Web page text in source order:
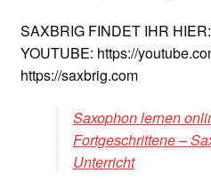
SAXBRIG FINDET IHR HIER:
YOUTUBE: https://
https://saxbrig.com
Saxophon lernen
Fortgeschrittene –
Unterricht